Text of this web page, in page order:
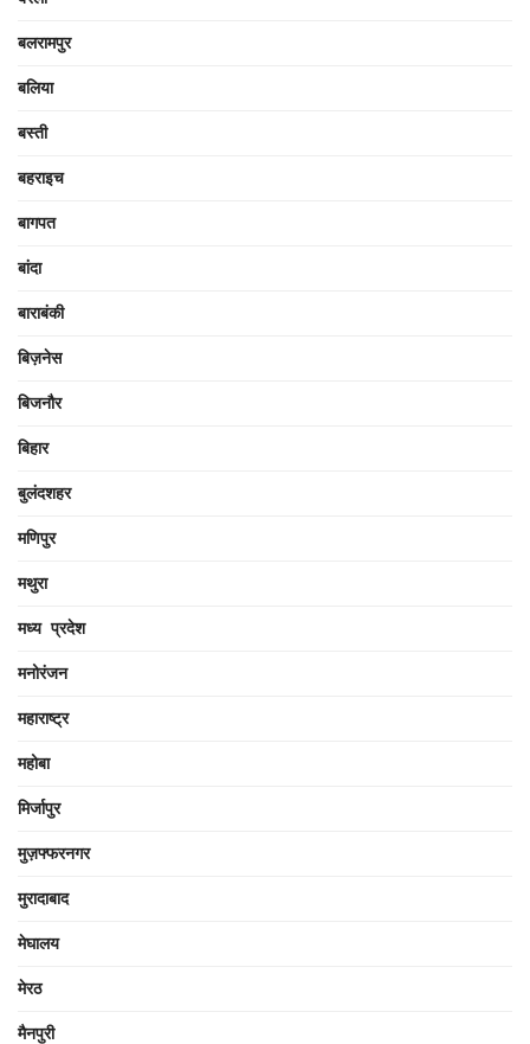
बलरामपुर
बलिया
बस्ती
बहराइच
बागपत
बांदा
बाराबंकी
बिज़नेस
बिजनौर
बिहार
बुलंदशहर
मणिपुर
मथुरा
मध्य प्रदेश
मनोरंजन
महाराष्ट्र
महोबा
मिर्जापुर
मुज़फ्फरनगर
मुरादाबाद
मेघालय
मेरठ
मैनपुरी